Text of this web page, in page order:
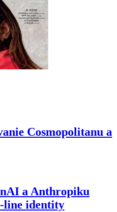
Cosmopolitanu a
a Anthropiku
line identity